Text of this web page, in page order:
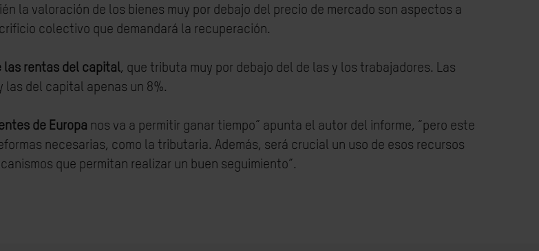
la valoración de los bienes muy por debajo del precio de mercado son aspectos a
colectivo que demandará la recuperación.
las rentas del capital, que tributa muy por debajo del de las y los trabajadores. Las
del capital apenas un 8%.
de Europa nos va a permitir ganar tiempo” apunta el autor del informe, “pero este
necesarias, como la tributaria. Además, será crucial un uso de esos recursos
que permitan realizar un buen seguimiento”.